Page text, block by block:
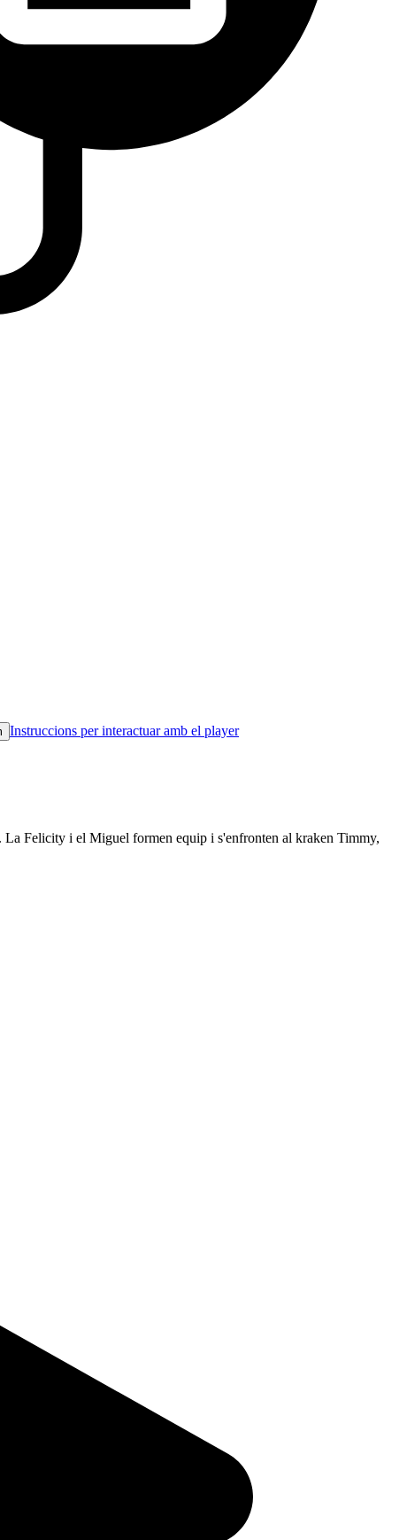
Instruccions per interactuar amb el player
La Felicity i el Miguel formen equip i s'enfronten al kraken Timmy,